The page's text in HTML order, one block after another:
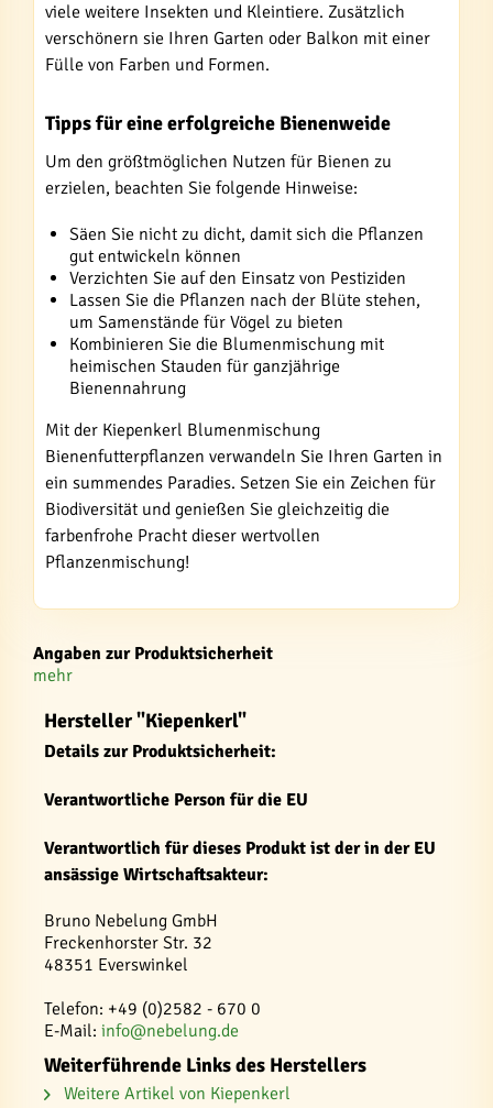
viele weitere Insekten und Kleintiere. Zusätzlich
verschönern sie Ihren Garten oder Balkon mit einer
Fülle von Farben und Formen.
Tipps für eine erfolgreiche Bienenweide
Um den größtmöglichen Nutzen für Bienen zu
erzielen, beachten Sie folgende Hinweise:
Säen Sie nicht zu dicht, damit sich die Pflanzen
gut entwickeln können
Verzichten Sie auf den Einsatz von Pestiziden
Lassen Sie die Pflanzen nach der Blüte stehen,
um Samenstände für Vögel zu bieten
Kombinieren Sie die Blumenmischung mit
heimischen Stauden für ganzjährige
Bienennahrung
Mit der Kiepenkerl Blumenmischung
Bienenfutterpflanzen verwandeln Sie Ihren Garten in
ein summendes Paradies. Setzen Sie ein Zeichen für
Biodiversität und genießen Sie gleichzeitig die
farbenfrohe Pracht dieser wertvollen
Pflanzenmischung!
Angaben zur Produktsicherheit
mehr
Hersteller "Kiepenkerl"
Details zur Produktsicherheit:
Verantwortliche Person für die EU
Verantwortlich für dieses Produkt ist der in der EU
ansässige Wirtschaftsakteur:
Bruno Nebelung GmbH
Freckenhorster Str. 32
48351 Everswinkel
Telefon: +49 (0)2582 - 670 0
E-Mail: info@nebelung.de
Weiterführende Links des Herstellers
Weitere Artikel von Kiepenkerl